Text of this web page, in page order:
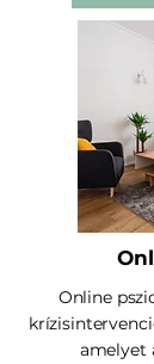
Online
amelyet